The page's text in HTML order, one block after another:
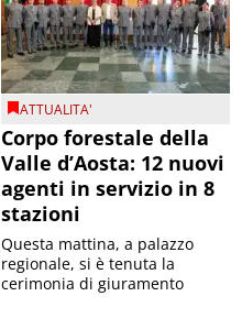
ATTUALITA'
Corpo forestale della
Valle d’Aosta: 12 nuovi
agenti in servizio in 8
stazioni
Questa mattina, a palazzo
regionale, si è tenuta la
cerimonia di giuramento